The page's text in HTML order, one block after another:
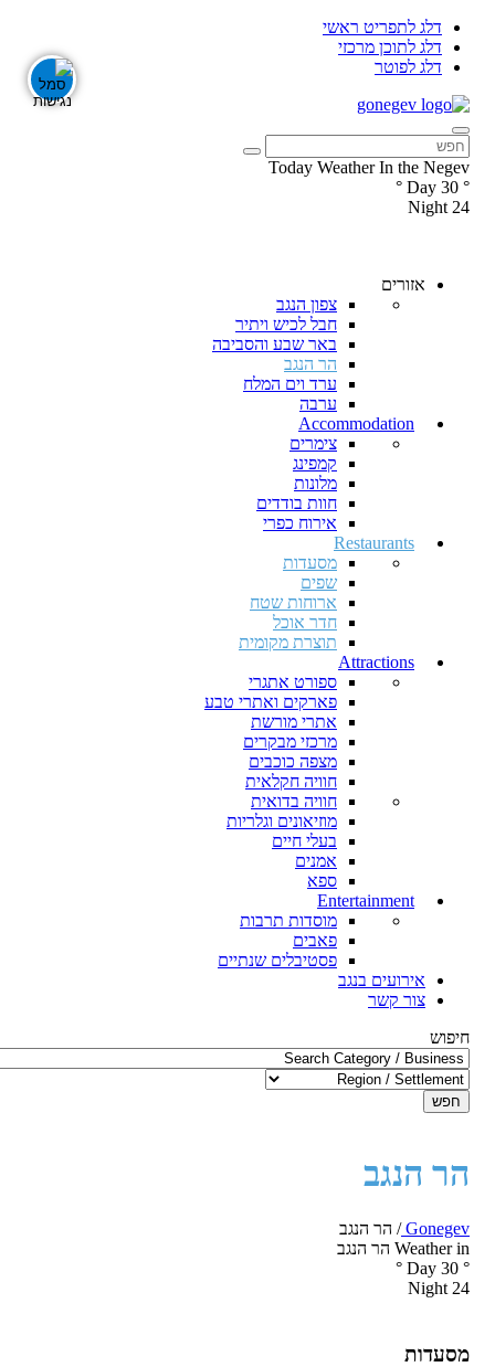
דלג לתפריט ראשי
דלג לתוכן מרכזי
דלג לפוטר
Today Weather In the Negev
°
30
Day
°
24
Night
Facebook
Instagramאזורים
צפון הנגב
חבל לכיש ויתיר
באר שבע והסביבה
הר הנגב
ערד וים המלח
ערבה
Accommodation
צימרים
קמפינג
מלונות
חוות בודדים
אירוח כפרי
Restaurants
מסעדות
שפים
ארוחות שטח
חדר אוכל
תוצרת מקומית
Attractions
ספורט אתגרי
פארקים ואתרי טבע
אתרי מורשת
מרכזי מבקרים
מצפה כוכבים
חוויה חקלאית
חוויה בדואית
מוזיאונים וגלריות
בעלי חיים
אמנים
ספא
Entertainment
מוסדות תרבות
פאבים
פסטיבלים שנתיים
אירועים בנגב
צור קשר
חיפוש
חפש
הר הנגב
Gonegev
/ הר הנגב
Weather in הר הנגב
°
30
Day
°
24
Night
מסעדות